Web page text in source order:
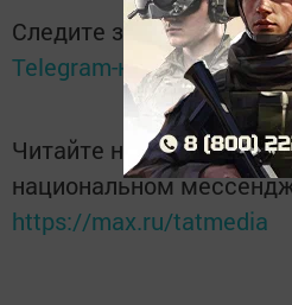
Следите за самым
Telegram-канале
Читайте новости
национальном
https://max.ru/tatmedia